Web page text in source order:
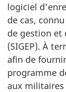
logiciel
de cas,
de gestion et
(SIGEP). À
afin de
programme
aux militaires